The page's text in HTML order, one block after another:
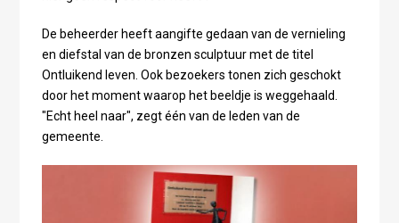
De beheerder heeft aangifte gedaan van de vernieling
en diefstal van de bronzen sculptuur met de titel
Ontluikend leven. Ook bezoekers tonen zich geschokt
door het moment waarop het beeldje is weggehaald.
"Echt heel naar", zegt één van de leden van de
gemeente.